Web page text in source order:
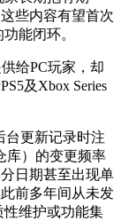
些内容有望首次
能闭环。
给PC玩家，却
及Xbox Series
台更新记录时注
库）的变更频率
日期甚至出现单
前多年间从未发
性维护或功能集